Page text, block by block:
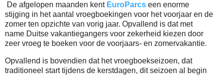
De afgelopen maanden kent EuroParcs een enorme
stijging in het aantal vroegboekingen voor het voorjaar en de
zomer ten opzichte van vorig jaar. Opvallend is dat met
name Duitse vakantiegangers voor zekerheid kiezen door
zeer vroeg te boeken voor de voorjaars- en zomervakantie.
Opvallend is bovendien dat het vroegboekseizoen, dat
traditioneel start tijdens de kerstdagen, dit seizoen al begin